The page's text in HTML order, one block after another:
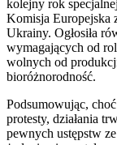
kolejny rok
Komisja Europejska
Ukrainy. Ogłosiła
wymagających od
wolnych od
bioróżnorodność.
Podsumowując,
protesty, działania
pewnych ustępstw